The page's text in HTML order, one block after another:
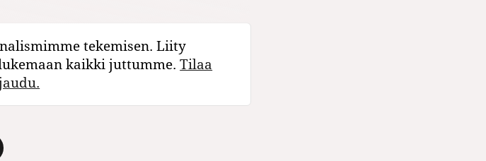
tekemisen. Liity
kaikki juttumme.Tilaa